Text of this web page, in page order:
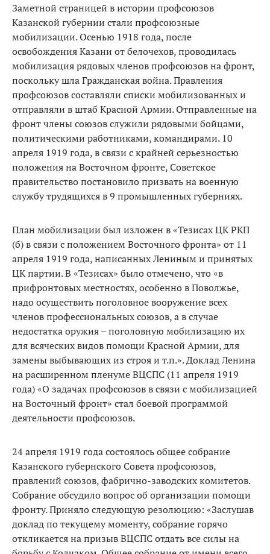
Заметной страницей в истории профсоюзов
Казанской губернии стали профсоюзные
мобилизации. Осенью 1918 года, после
освобождения Казани от белочехов, проводилась
мобилизация рядовых членов профсоюзов на фронт,
поскольку шла Гражданская война. Правления
профсоюзов составляли списки мобилизованных и
отправляли в штаб Красной Армии. Отправленные на
фронт члены союзов служили рядовыми бойцами,
политическими работниками, командирами. 10
апреля 1919 года, в связи с крайней серьезностью
положения на Восточном фронте, Советское
правительство постановило призвать на военную
службу трудящихся в 9 промышленных губерниях.
План мобилизации был изложен в «Тезисах ЦК РКП
(б) в связи с положением Восточного фронта» от 11
апреля 1919 года, написанных Лениным и принятых
ЦК партии. В «Тезисах» было отмечено, что «в
прифронтовых местностях, особенно в Поволжье,
надо осуществить поголовное вооружение всех
членов профессиональных союзов, а в случае
недостатка оружия – поголовную мобилизацию их
для всяческих видов помощи Красной Армии, для
замены выбывающих из строя и т.п.». Доклад Ленина
на расширенном пленуме ВЦСПС (11 апреля 1919
года) «О задачах профсоюзов в связи с мобилизацией
на Восточный фронт» стал боевой программой
деятельности профсоюзов.
24 апреля 1919 года состоялось общее собрание
Казанского губернского Совета профсоюзов,
правлений союзов, фабрично-заводских комитетов.
Собрание обсудило вопрос об организации помощи
фронту. Приняло следующую резолюцию: «Заслушав
доклад по текущему моменту, собрание горячо
откликается на призыв ВЦСПС отдать все силы на